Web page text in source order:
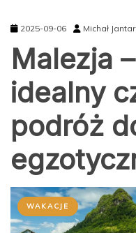
2025-09-06 Michał Jantar
Malezja
idealny
podróż
WAKACJE